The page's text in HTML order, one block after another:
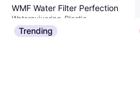
WMF Water Filter Perfection
Waterzuivering, Plastic
€ 14,99
Of 3 betalingen van € 4,99/mnd.
Trending